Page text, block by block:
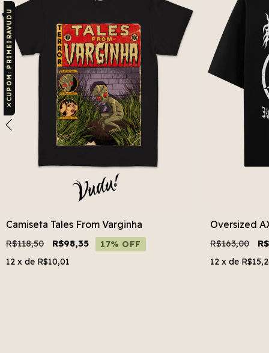
Camiseta Tales From Varginha
R$118,50 R$98,35
17% OFF
12 x de R$10,01
Oversized
R$163,00
12 x de
✕
CUPOM: PRIMEIRAVUDU